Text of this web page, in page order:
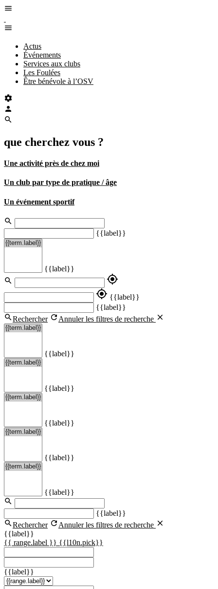
Actus
Événements
Services aux clubs
Les Foulées
Être bénévole à l’OSV
que cherchez vous ?
Une activité près de chez moi
Un club par type de pratique / âge
Un événement sportif
{{label}}
{{label}}
my_location
my_location {{label}}
{{label}}
Rechercher
Annuler les filtres de recherche
{{label}}
{{label}}
{{label}}
{{label}}
{{label}}
{{label}}
Rechercher
Annuler les filtres de recherche
{{label}}
{{ range.label }} {{l10n.pick}}
{{label}}